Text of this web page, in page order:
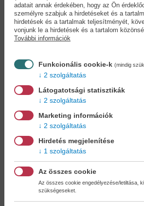
A ragyogás -
Stephen King
21,90 €
adatait annak érdekében, hogy az Ön
személyre szabjuk a hirdetéseket és a
hirdetések és a tartalmak teljesítményét,
vonjunk le a hirdetések és a tartalom
További információk
Funkcionális cookie-k (mindig
2 szolgáltatás
Látogatotsági statisztikák
2 szolgáltatás
Marketing információk
2 szolgáltatás
Hirdetés megjelenítése
1 szolgáltatás
Az összes cookie
Az összes cookie engedélyezése/letiltása,
szükségeseket.